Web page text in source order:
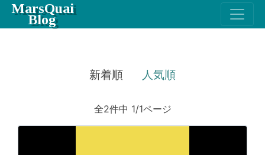
MarsQuai
Blog
新着順 人気順
全2件中 1/1ページ